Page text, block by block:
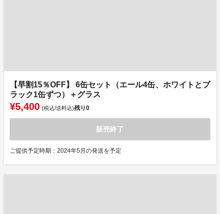
【早割15％OFF】 6缶セット（エール4缶、ホワイトとブ
ラック1缶ずつ）＋グラス
¥5,400 (税込/送料込)残り0
販売終了
ご提供予定時期：2024年5月の発送を予定